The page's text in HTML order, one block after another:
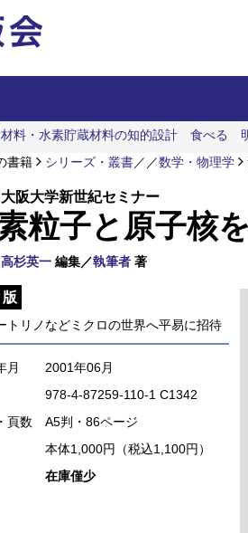
料・水素貯蔵材料の知的設計 食べる
書籍 シリーズ・叢書／ ／数学・物理学
大阪大学新世紀セミナー
粒子と原子核
高杉英一 編集／執筆者 著
トリノなどミクロの世界へ平易に招待
月
2001年06月
978-4-87259-110-1 C1342
頁数 A5判・86ページ
本体1,000円（税込1,100円）
在庫僅少